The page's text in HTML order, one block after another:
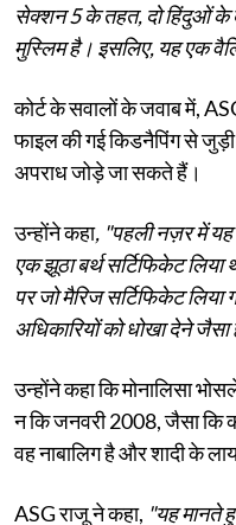
सेक्शन 5 के तहत, दो हिंदुओं के
मुस्लिम है। इसलिए, यह एक
कोर्ट के सवालों के जवाब में,
फाइल की गई किडनैपिंग से
अपराध जोड़े जा सकते हैं।
उन्होंने कहा, "पहली नज़र में यह
एक झूठा बर्थ सर्टिफिकेट
पर जो मैरिज सर्टिफिकेट
अधिकारियों को धोखा देने
उन्होंने कहा कि मोनालिसा
न कि जनवरी 2008, जैसा कि
वह नाबालिग है और शादी के
ASG राजू ने कहा, "यह मानते